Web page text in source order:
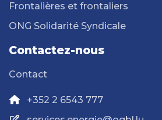
Frontalières et frontaliers
ONG Solidarité Syndicale
Contactez-nous
Contact
+352 2 6543 777